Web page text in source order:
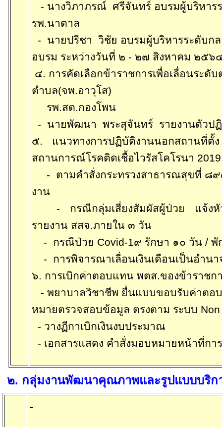
- นางวิภาภรณ์ ศรีจันทร์ อบรมผู้บริหาร
รพ.นาตาล
- นายปรีชา วิชัย อบรมผู้บริหารระดับก
อบรม ระหว่างวันที่ ๒ - ๒๗ สิงหาคม ๒๕๖
๔. การคัดเลือกข้าราชการเพื่อเลื่อนระดั
ตำบล(จพ.อาวุโส)
รพ.สต.กองโพน
- นายพัฒนา พระสุจันทร์ รายงานตัว
๕. แนวทางการปฏิบัติงานนอกสถานที่ตั้
สถานการณ์โรคติดเชื้อไวรัสโคโรนา
- ตามคำสั่งกระทรวงสาธารณสุขที่ ๘
งาน
-
กรณีกลุ่มเสี่ยงสัมผัสผู้ป่วย
แจ้ง
รายงาน สสจ.ภายใน ๓ วัน
- กรณีป่วย Covid-1๙ รักษา ๑๐ วัน / พั
- การพิจารณาเลื่อนเงินเดือนเป็นอำน
๖. การเบิกค่าตอบแทน พตส.ของข้าราชก
- พยาบาลวิชาชีพ ยื่นแบบขอบรับค่าตอ
หมายตรวจสอบข้อมูล ตรงตาม ระบบ
- วางฏีกาเบิกเงินงบประมาณ
- เอกสารแสดง คำสั่งมอบหมายหน้าที่กา
๒. กลุ่มงานพัฒนาคุณภาพและรูปแบบบริก